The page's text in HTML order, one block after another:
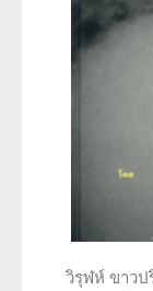
วิรุฬห์ ขาว